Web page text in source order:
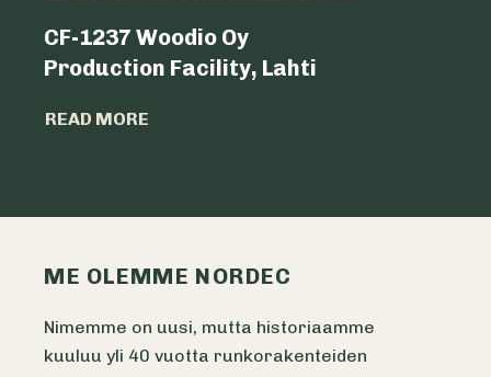
CF-1237 Woodio Oy
Production Facility, Lahti
READ MORE
ME OLEMME NORDEC
Nimemme on uusi, mutta historiaamme
kuuluu yli 40 vuotta runkorakenteiden